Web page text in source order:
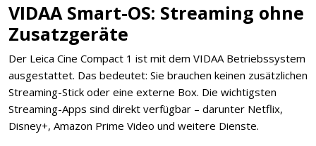
VIDAA Smart-OS: Streaming ohne
Zusatzgeräte
Der Leica Cine Compact 1 ist mit dem VIDAA Betriebssystem
ausgestattet. Das bedeutet: Sie brauchen keinen zusätzlichen
Streaming-Stick oder eine externe Box. Die wichtigsten
Streaming-Apps sind direkt verfügbar – darunter Netflix,
Disney+, Amazon Prime Video und weitere Dienste.